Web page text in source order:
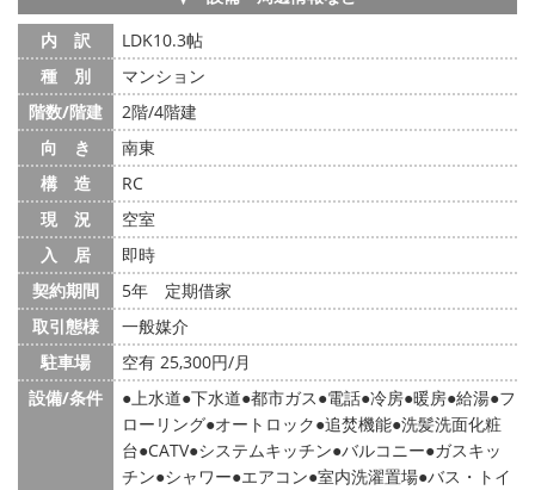
内 訳
LDK10.3帖
種 別
マンション
階数/階建
2階/4階建
向 き
南東
構 造
RC
現 況
空室
入 居
即時
契約期間
5年 定期借家
取引態様
一般媒介
駐車場
空有 25,300円/月
設備/条件
上水道 下水道 都市ガス 電話 冷房 暖房 給湯 フ
ローリング オートロック 追焚機能 洗髪洗面化粧
台 CATV システムキッチン バルコニー ガスキッ
チン シャワー エアコン 室内洗濯置場 バス・トイ